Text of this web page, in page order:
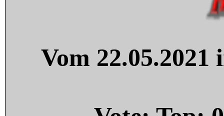
Vom